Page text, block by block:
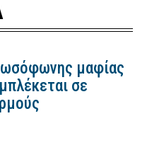
μαφίας
σε